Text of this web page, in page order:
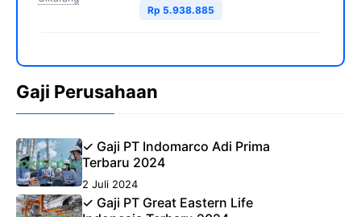
Rp 5.938.885
Gaji Perusahaan
✓ Gaji PT Indomarco Adi Prima
Terbaru 2024
2 Juli 2024
✓ Gaji PT Great Eastern Life